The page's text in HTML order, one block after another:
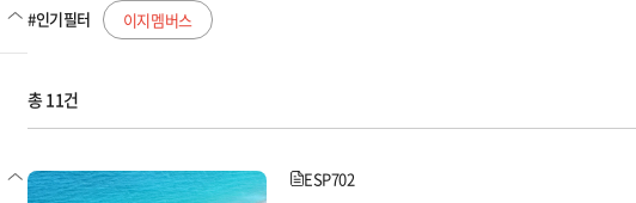
#인기필터 이지멤버스
총 11건
ESP702